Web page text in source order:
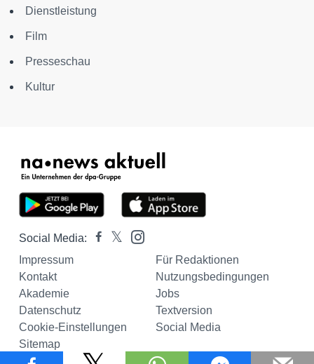
Dienstleistung
Film
Presseschau
Kultur
Social Media:
Impressum
Für Redaktionen
Kontakt
Nutzungsbedingungen
Akademie
Jobs
Datenschutz
Textversion
Cookie-Einstellungen
Social Media
Sitemap